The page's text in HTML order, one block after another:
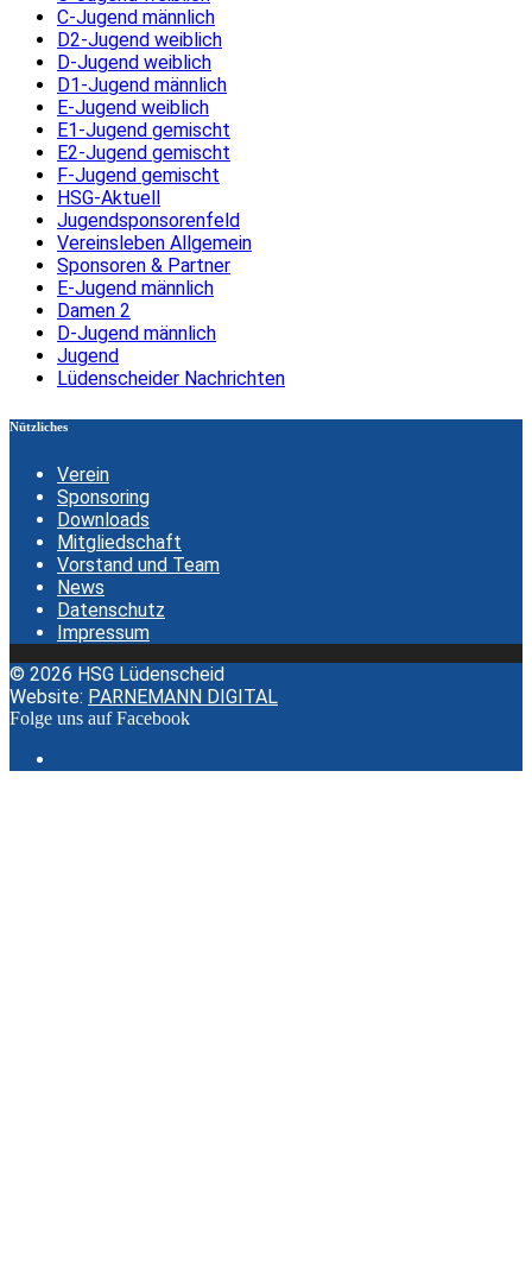
C-Jugend männlich
D2-Jugend weiblich
D-Jugend weiblich
D1-Jugend männlich
E-Jugend weiblich
E1-Jugend gemischt
E2-Jugend gemischt
F-Jugend gemischt
HSG-Aktuell
Jugendsponsorenfeld
Vereinsleben Allgemein
Sponsoren & Partner
E-Jugend männlich
Damen 2
D-Jugend männlich
Jugend
Lüdenscheider Nachrichten
Nützliches
Verein
Sponsoring
Downloads
Mitgliedschaft
Vorstand und Team
News
Datenschutz
Impressum
© 2026 HSG Lüdenscheid
Website: PARNEMANN DIGITAL
Folge uns auf Facebook